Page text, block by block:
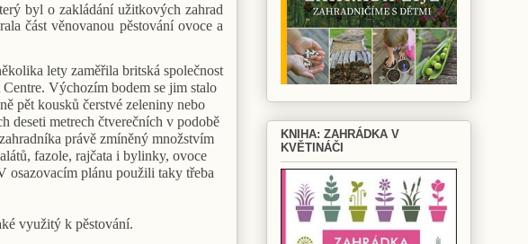
byl o zakládání užitkových zahrad
část věnovanou pěstování ovoce a
lety zaměřila britská společnost
Výchozím bodem se jim stalo
pět kousků čerstvé zeleniny nebo
deseti metrech čtverečních v podobě
právě zmíněný množstvím
fazole, rajčata i bylinky, ovoce
osazovacím plánu použili taky třeba
využitý k pěstování.
KNIHA: ZAHRÁDKA V
KVĚTINÁČI